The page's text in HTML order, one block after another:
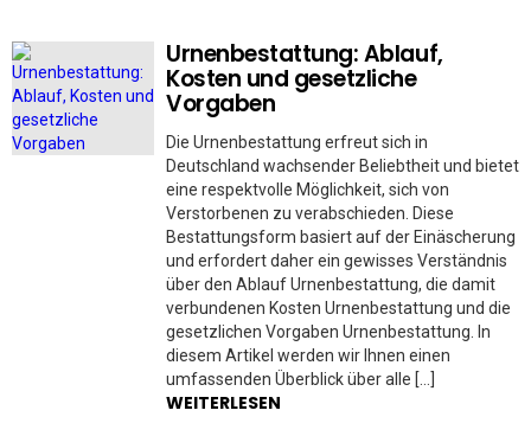
Urnenbestattung: Ablauf,
Kosten und gesetzliche
Vorgaben
Die Urnenbestattung erfreut sich in
Deutschland wachsender Beliebtheit und bietet
eine respektvolle Möglichkeit, sich von
Verstorbenen zu verabschieden. Diese
Bestattungsform basiert auf der Einäscherung
und erfordert daher ein gewisses Verständnis
über den Ablauf Urnenbestattung, die damit
verbundenen Kosten Urnenbestattung und die
gesetzlichen Vorgaben Urnenbestattung. In
diesem Artikel werden wir Ihnen einen
umfassenden Überblick über alle […]
WEITERLESEN